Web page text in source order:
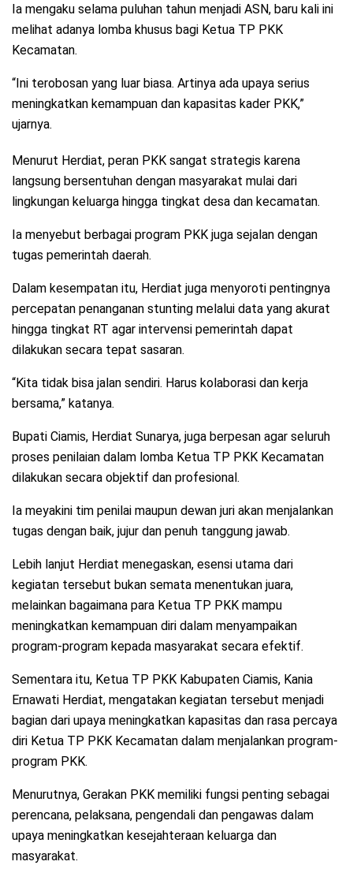
Ia mengaku selama puluhan tahun menjadi ASN, baru kali ini
melihat adanya lomba khusus bagi Ketua TP PKK
Kecamatan.
“Ini terobosan yang luar biasa. Artinya ada upaya serius
meningkatkan kemampuan dan kapasitas kader PKK,”
ujarnya.
Menurut Herdiat, peran PKK sangat strategis karena
langsung bersentuhan dengan masyarakat mulai dari
lingkungan keluarga hingga tingkat desa dan kecamatan.
Ia menyebut berbagai program PKK juga sejalan dengan
tugas pemerintah daerah.
Dalam kesempatan itu, Herdiat juga menyoroti pentingnya
percepatan penanganan stunting melalui data yang akurat
hingga tingkat RT agar intervensi pemerintah dapat
dilakukan secara tepat sasaran.
“Kita tidak bisa jalan sendiri. Harus kolaborasi dan kerja
bersama,” katanya.
Bupati Ciamis, Herdiat Sunarya, juga berpesan agar seluruh
proses penilaian dalam lomba Ketua TP PKK Kecamatan
dilakukan secara objektif dan profesional.
Ia meyakini tim penilai maupun dewan juri akan menjalankan
tugas dengan baik, jujur dan penuh tanggung jawab.
Lebih lanjut Herdiat menegaskan, esensi utama dari
kegiatan tersebut bukan semata menentukan juara,
melainkan bagaimana para Ketua TP PKK mampu
meningkatkan kemampuan diri dalam menyampaikan
program-program kepada masyarakat secara efektif.
Sementara itu, Ketua TP PKK Kabupaten Ciamis, Kania
Ernawati Herdiat, mengatakan kegiatan tersebut menjadi
bagian dari upaya meningkatkan kapasitas dan rasa percaya
diri Ketua TP PKK Kecamatan dalam menjalankan program-
program PKK.
Menurutnya, Gerakan PKK memiliki fungsi penting sebagai
perencana, pelaksana, pengendali dan pengawas dalam
upaya meningkatkan kesejahteraan keluarga dan
masyarakat.